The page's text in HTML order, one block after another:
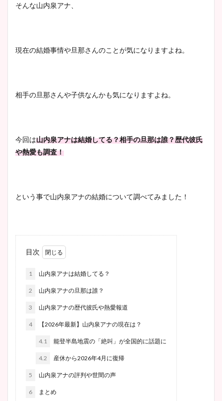
そんな山内泉アナ、
現在の結婚事情や旦那さんのことが気になりますよね。
相手の旦那さんや子供なんかも気になりますよね。
今回は山内泉アナは結婚してる？相手の旦那は誰？歴代彼氏
や熱愛も調査！
という事で山内泉アナの結婚について調べてみました！
目次
1 山内泉アナは結婚してる？
2 山内泉アナの旦那は誰？
3 山内泉アナの歴代彼氏や熱愛報道
4 【2026年最新】山内泉アナの現在は？
4.1 能登半島地震の「絶叫」が全国的に話題に
4.2 産休から2026年4月に復帰
5 山内泉アナの評判や世間の声
6 まとめ